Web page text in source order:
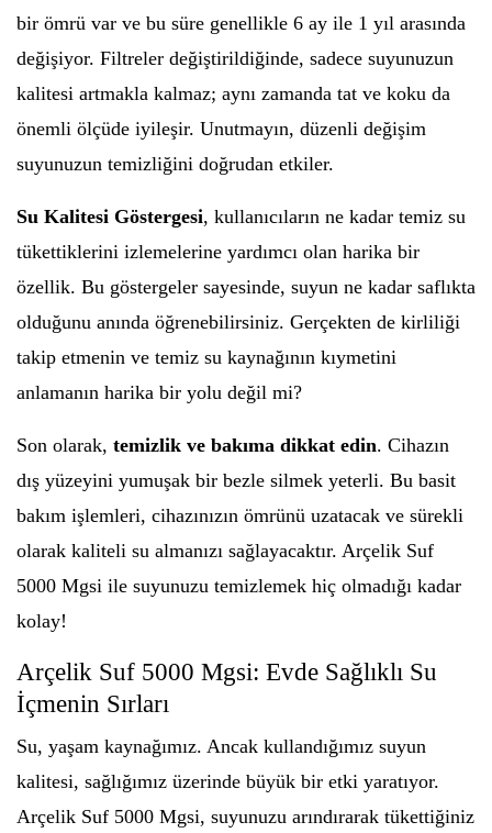
bir ömrü var ve bu süre genellikle 6 ay ile 1 yıl arasında
değişiyor. Filtreler değiştirildiğinde, sadece suyunuzun
kalitesi artmakla kalmaz; aynı zamanda tat ve koku da
önemli ölçüde iyileşir. Unutmayın, düzenli değişim
suyunuzun temizliğini doğrudan etkiler.
Su Kalitesi Göstergesi, kullanıcıların ne kadar temiz su
tükettiklerini izlemelerine yardımcı olan harika bir
özellik. Bu göstergeler sayesinde, suyun ne kadar saflıkta
olduğunu anında öğrenebilirsiniz. Gerçekten de kirliliği
takip etmenin ve temiz su kaynağının kıymetini
anlamanın harika bir yolu değil mi?
Son olarak, temizlik ve bakıma dikkat edin. Cihazın
dış yüzeyini yumuşak bir bezle silmek yeterli. Bu basit
bakım işlemleri, cihazınızın ömrünü uzatacak ve sürekli
olarak kaliteli su almanızı sağlayacaktır. Arçelik Suf
5000 Mgsi ile suyunuzu temizlemek hiç olmadığı kadar
kolay!
Arçelik Suf 5000 Mgsi: Evde Sağlıklı Su
İçmenin Sırları
Su, yaşam kaynağımız. Ancak kullandığımız suyun
kalitesi, sağlığımız üzerinde büyük bir etki yaratıyor.
Arçelik Suf 5000 Mgsi, suyunuzu arındırarak tükettiğiniz